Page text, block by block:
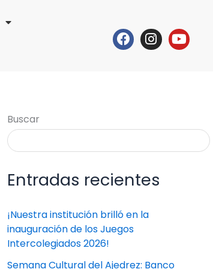
Facebook
Buscar
Entradas recientes
¡Nuestra institución brilló en la
inauguración de los Juegos
Intercolegiados 2026!
Semana Cultural del Ajedrez: Banco